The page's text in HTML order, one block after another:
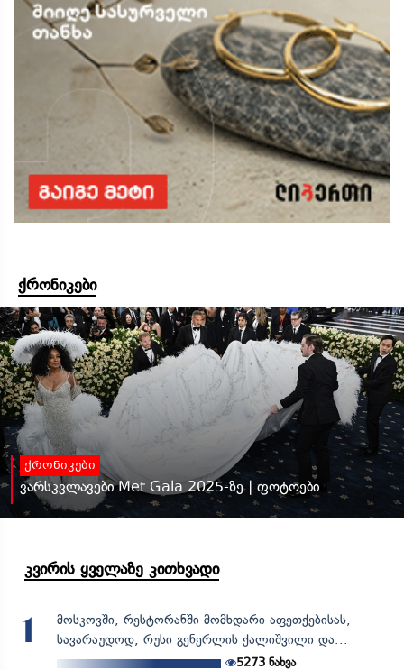
ქრონიკები
ქრონიკები
ვარსკვლავები Met Gala 2025-ზე | ფოტოები
კვირის ყველაზე კითხვადი
1
მოსკოვში, რესტორანში მომხდარი აფეთქებისას,
სავარაუდოდ, რუსი გენერლის ქალიშვილი და...
5273 ნახვა